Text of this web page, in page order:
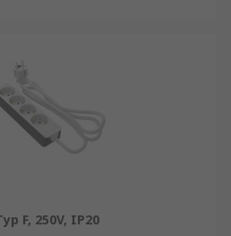
eller kabelrulle
till längd,
och
säkerställer säker
F, 250V, IP20